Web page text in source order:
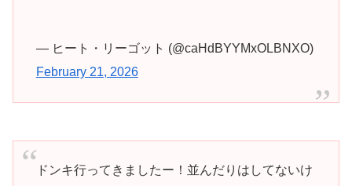
— ヒート・リーゴット (@caHdBYYMxOLBNXO)
February 21, 2026
ドンキ行ってきましたー！並んだりはしてないけ